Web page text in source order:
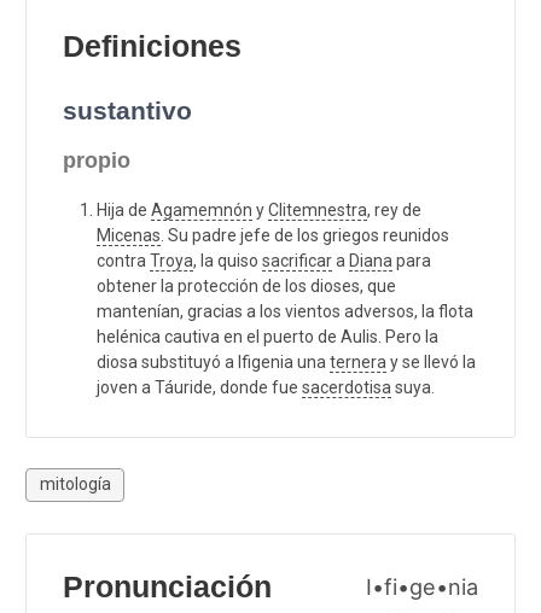
Definiciones
sustantivo
propio
Hija de Agamemnón yClitemnestra, rey de
Micenas . Su padre jefe de los griegos reunidos
contra Troya, la quiso sacrificara Diana para
obtener la protección de los dioses, que
mantenían, gracias a los vientos adversos, la flota
helénica cautiva en el puerto de Aulis. Pero la
diosa substituyó a Ifigenia una ternera y se llevó la
joven a Táuride, donde fue sacerdotisa suya.
mitología
Pronunciación I•fi•ge•nia